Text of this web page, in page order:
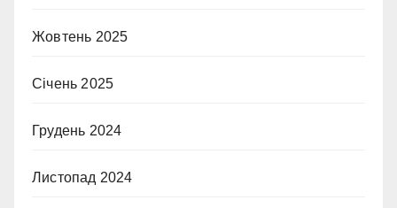
Жовтень 2025
Січень 2025
Грудень 2024
Листопад 2024